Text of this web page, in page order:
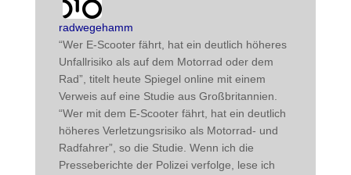
radwegehamm
“Wer E-Scooter fährt, hat ein deutlich höheres
Unfallrisiko als auf dem Motorrad oder dem
Rad”, titelt heute Spiegel online mit einem
Verweis auf eine Studie aus Großbritannien.
“Wer mit dem E-Scooter fährt, hat ein deutlich
höheres Verletzungsrisiko als Motorrad- und
Radfahrer”, so die Studie. Wenn ich die
Presseberichte der Polizei verfolge, lese ich